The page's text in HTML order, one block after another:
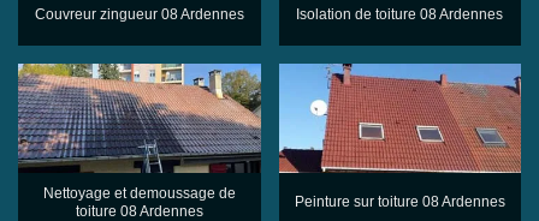
Couvreur zingueur 08 Ardennes Isolation de toiture 08 Ardennes
Nettoyage et demoussage de
toiture 08 Ardennes
Peinture sur toiture 08 Ardennes